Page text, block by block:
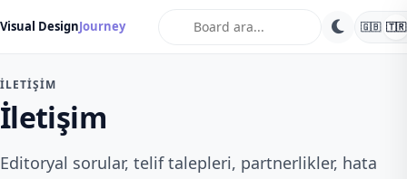
Visual DesignJourney 🇬🇧 🇹🇷
İLETIŞIM
İletişim
Editoryal sorular, telif talepleri, partnerlikler, hata